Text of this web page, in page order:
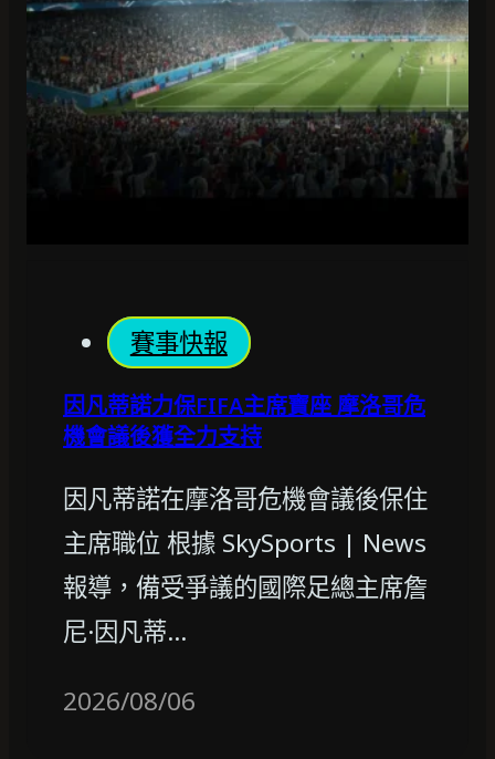
賽事快報
因凡蒂諾力保FIFA主席寶座 摩洛哥危
機會議後獲全力支持
因凡蒂諾在摩洛哥危機會議後保住
主席職位 根據 SkySports | News
報導，備受爭議的國際足總主席詹
尼·因凡蒂…
2026/08/06